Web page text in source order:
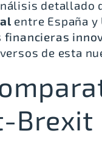
detallado
entre España
financieras
de esta
Brexit